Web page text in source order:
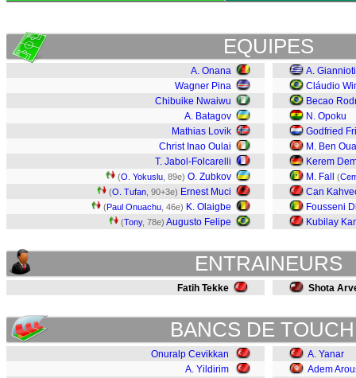
EQUIPES
A. Onana
Wagner Pina
Chibuike Nwaiwu
A. Batagov
Mathias Lovik
Christ Inao Oulai
T. Jabol-Folcarelli
(O. Yokuslu , 89e) O. Zubkov
(O. Tufan , 90+3e) Ernest Muci
(Paul Onuachu , 46e) K. Olaigbe
(Tony, 78e) Augusto Felipe
A.
Cláudio
Becao
N. Opoku
Godfried
M. Ben
Kerem
M. Fall
(
Can
Fousseni
Kubilay
ENTRAINEURS
Fatih Tekke Shota
BANCS DE
Onuralp Cevikkan
A. Yildirim
A. Yanar
Adem